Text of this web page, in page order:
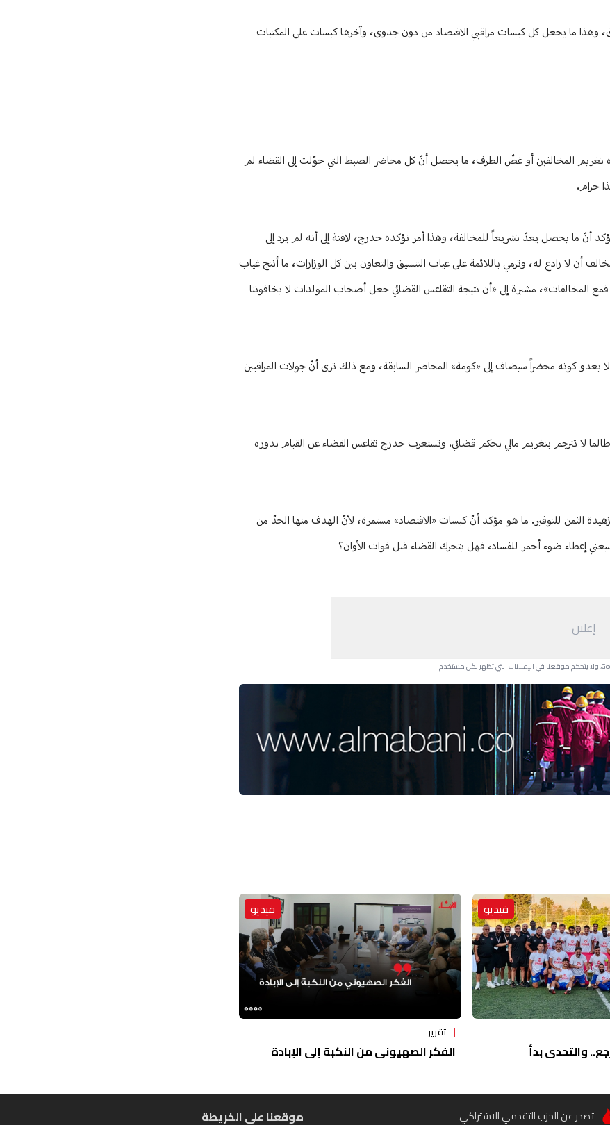
وهذا ما يجعل كل كبسات مراقبي الاقتصاد من دون جدوى، وآخرها كبسات على المكتبات
تغريم المخالفين أو غضّ الطرف، ما يحصل أنّ كل محاضر الضبط التي حوّلت إلى القضاء لم
حرام.
أنّ ما يحصل يعدّ تشريعاً للمخالفة، وهذا أمر تؤكده حدرج، لافتة إلى أنه لم يرد إلى
رادع له، وترمي باللائمة على غياب التنسيق والتعاون بين كل الوزارات، ما أنتج غياب
قمع المخالفات»، مشيرة إلى «أن نتيجة التقاعس القضائي جعل أصحاب المولدات لا يخافوننا
كونه محضراً سيضاف إلى «كومة» المحاضر السابقة، ومع ذلك ترى أنّ جولات المراقبين
لا تترجم بتغريم مالي بحكم قضائي. وتستغرب حدرج تقاعس القضاء عن القيام بدوره
الثمن للتوفير. ما هو مؤكد أنّ كبسات «الاقتصاد» مستمرة، لأنّ الهدف منها الحدّ من
إعطاء ضوء أحمر للفساد، فهل يتحرك القضاء قبل فوات الأوان؟
إعلان
فيديو
والتحدي بدأ
فيديو
تقرير
الفكر الصهيوني من النكبة إلى الإبادة
تصدر عن الحزب التقدمي الاشتراكي موقعنا على الخريطة